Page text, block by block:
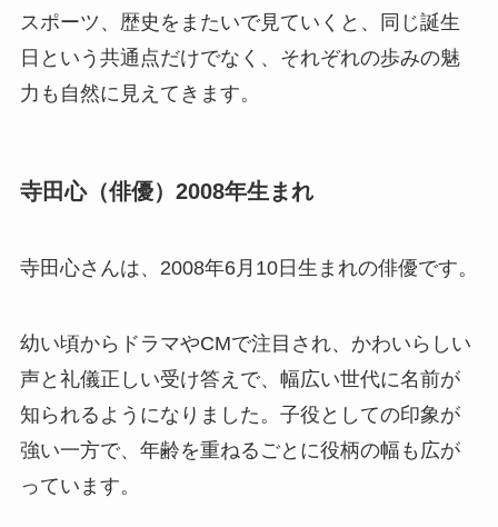
スポーツ、歴史をまたいで見ていくと、同じ誕生
日という共通点だけでなく、それぞれの歩みの魅
力も自然に見えてきます。
寺田心（俳優）2008年生まれ
寺田心さんは、2008年6月10日生まれの俳優です。
幼い頃からドラマやCMで注目され、かわいらしい
声と礼儀正しい受け答えで、幅広い世代に名前が
知られるようになりました。子役としての印象が
強い一方で、年齢を重ねるごとに役柄の幅も広が
っています。